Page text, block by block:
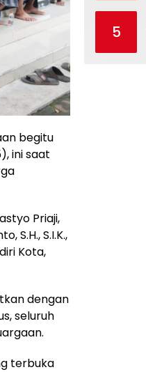
begitu
ini saat
Priaji,
S.H., S.I.K.,
Kota,
dengan
seluruh
terbuka
5